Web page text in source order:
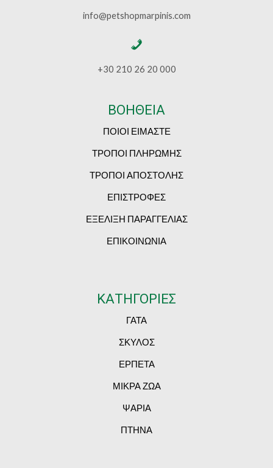
info@petshopmarpinis.com
+30 210 26 20 000
ΒΟΗΘΕΙΑ
ΠΟΙΟΙ ΕΙΜΑΣΤΕ
ΤΡΟΠΟΙ ΠΛΗΡΩΜΗΣ
ΤΡΟΠΟΙ ΑΠΟΣΤΟΛΗΣ
ΕΠΙΣΤΡΟΦΕΣ
ΕΞΕΛΙΞΗ ΠΑΡΑΓΓΕΛΙΑΣ
ΕΠΙΚΟΙΝΩΝΙΑ
ΚΑΤΗΓΟΡΙΕΣ
ΓΑΤΑ
ΣΚΥΛΟΣ
ΕΡΠΕΤΑ
ΜΙΚΡΑ ΖΩΑ
ΨΑΡΙΑ
ΠΤΗΝΑ